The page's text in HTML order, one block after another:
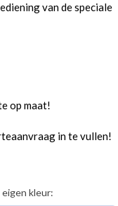
van de speciale
op maat!
in te vullen!
kleur: